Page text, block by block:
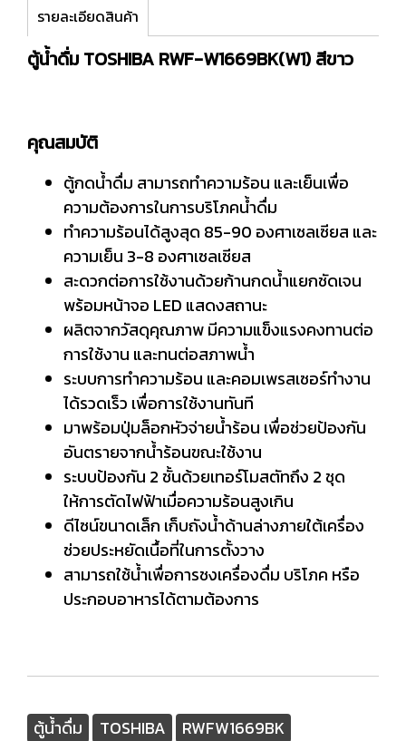
รายละเอียดสินค้า
ตู้น้ำดื่ม TOSHIBA RWF-W1669BK(W1) สีขาว
คุณสมบัติ
ตู้กดน้ำดื่ม สามารถทำความร้อน และเย็นเพื่อ
ความต้องการในการบริโภคน้ำดื่ม
ทำความร้อนได้สูงสุด 85-90 องศาเซลเซียส และ
ความเย็น 3-8 องศาเซลเซียส
สะดวกต่อการใช้งานด้วยก้านกดน้ำแยกชัดเจน
พร้อมหน้าจอ LED แสดงสถานะ
ผลิตจากวัสดุคุณภาพ มีความแข็งแรงคงทานต่อ
การใช้งาน และทนต่อสภาพน้ำ
ระบบการทำความร้อน และคอมเพรสเซอร์ทำงาน
ได้รวดเร็ว เพื่อการใช้งานทันที
มาพร้อมปุ่มล็อกหัวจ่ายน้ำร้อน เพื่อช่วยป้องกัน
อันตรายจากน้ำร้อนขณะใช้งาน
ระบบป้องกัน 2 ชั้นด้วยเทอร์โมสตัทถึง 2 ชุด
ให้การตัดไฟฟ้าเมื่อความร้อนสูงเกิน
ดีไซน์ขนาดเล็ก เก็บถังน้ำด้านล่างภายใต้เครื่อง
ช่วยประหยัดเนื้อที่ในการตั้งวาง
สามารถใช้น้ำเพื่อการชงเครื่องดื่ม บริโภค หรือ
ประกอบอาหารได้ตามต้องการ
ตู้น้ำดื่ม TOSHIBA RWFW1669BK